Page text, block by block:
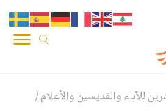
للآباء والقديسين والأعلام/